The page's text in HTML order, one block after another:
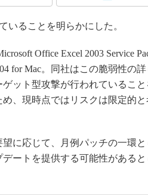
いることを明らかにした。
Office Excel 2003 Service
for Mac。同社はこの脆弱性の詳
ット型攻撃が行われていること
、現時点ではリスクは限定的と
に応じて、月例パッチの一環と
ートを提供する可能性があると